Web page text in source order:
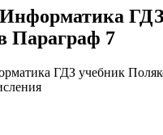
Информатика
Параграф 7
ГДЗ учебник